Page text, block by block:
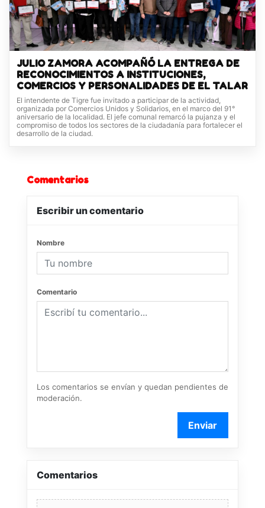
JULIO ZAMORA ACOMPAÑÓ LA ENTREGA DE
RECONOCIMIENTOS A INSTITUCIONES,
COMERCIOS Y PERSONALIDADES DE EL TALAR
El intendente de Tigre fue invitado a participar de la actividad,
organizada por Comercios Unidos y Solidarios, en el marco del 91°
aniversario de la localidad. El jefe comunal remarcó la pujanza y el
compromiso de todos los sectores de la ciudadanía para fortalecer el
desarrollo de la ciudad.
Comentarios
Escribir un comentario
Nombre
Comentario
Los comentarios se envían y quedan pendientes de
moderación.
Enviar
Comentarios